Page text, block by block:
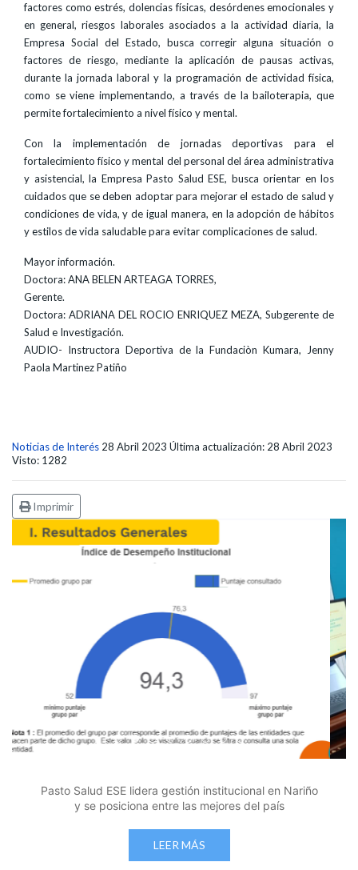
factores como estrés, dolencias físicas, desórdenes emocionales y
en general, riesgos laborales asociados a la actividad diaria, la
Empresa Social del Estado, busca corregir alguna situación o
factores de riesgo, mediante la aplicación de pausas activas,
durante la jornada laboral y la programación de actividad física,
como se viene implementando, a través de la bailoterapia, que
permite fortalecimiento a nivel físico y mental.
Con la implementación de jornadas deportivas para el
fortalecimiento físico y mental del personal del área administrativa
y asistencial, la Empresa Pasto Salud ESE, busca orientar en los
cuidados que se deben adoptar para mejorar el estado de salud y
condiciones de vida, y de igual manera, en la adopción de hábitos
y estilos de vida saludable para evitar complicaciones de salud.
Mayor información.
Doctora: ANA BELEN ARTEAGA TORRES,
Gerente.
Doctora: ADRIANA DEL ROCIO ENRIQUEZ MEZA, Subgerente de
Salud e Investigación.
AUDIO- Instructora Deportiva de la Fundaciòn Kumara, Jenny
Paola Martinez Patiño
Noticias de Interés 28 Abril 2023 Última actualización: 28 Abril 2023
Visto: 1282
Imprimir
Edicto Emplazatorio a los Afiliados en el Régimen
Pasto Salud ESE lidera gestión institucional
Pasto Salud E.S.E. capacita a sus equipos
Último día para inscripciones en
Viceministro garantiza
Mil pesos que salvan vidas:
Cápsula 18-26 - Reporte
Cápsula 17-26 -
Pasto Salud E.S.E. capacita a sus equipos directivos
en normatividad disciplinaria
LEER MÁS